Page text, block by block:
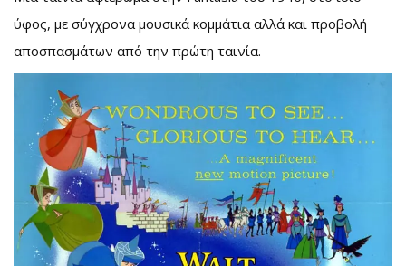
ύφος, με σύγχρονα μουσικά κομμάτια αλλά και προβολή
αποσπασμάτων από την πρώτη ταινία.